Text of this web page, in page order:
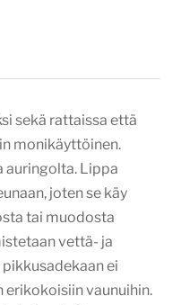
sekä rattaissa että
monikäyttöinen.
auringolta. Lippa
joten se käy
tai muodosta
vettä- ja
ei
erikokoisiin vaunuihin.